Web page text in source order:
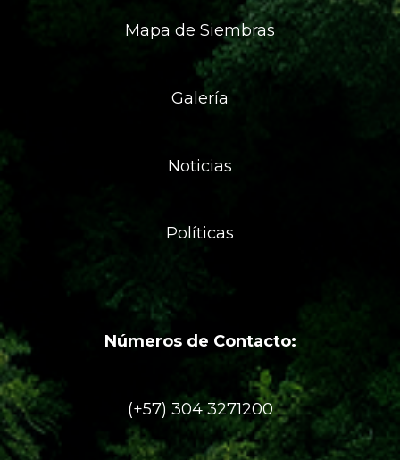
Mapa de Siembras
Galería
Noticias
Políticas
Números de Contacto:
(+57) 304 3271200